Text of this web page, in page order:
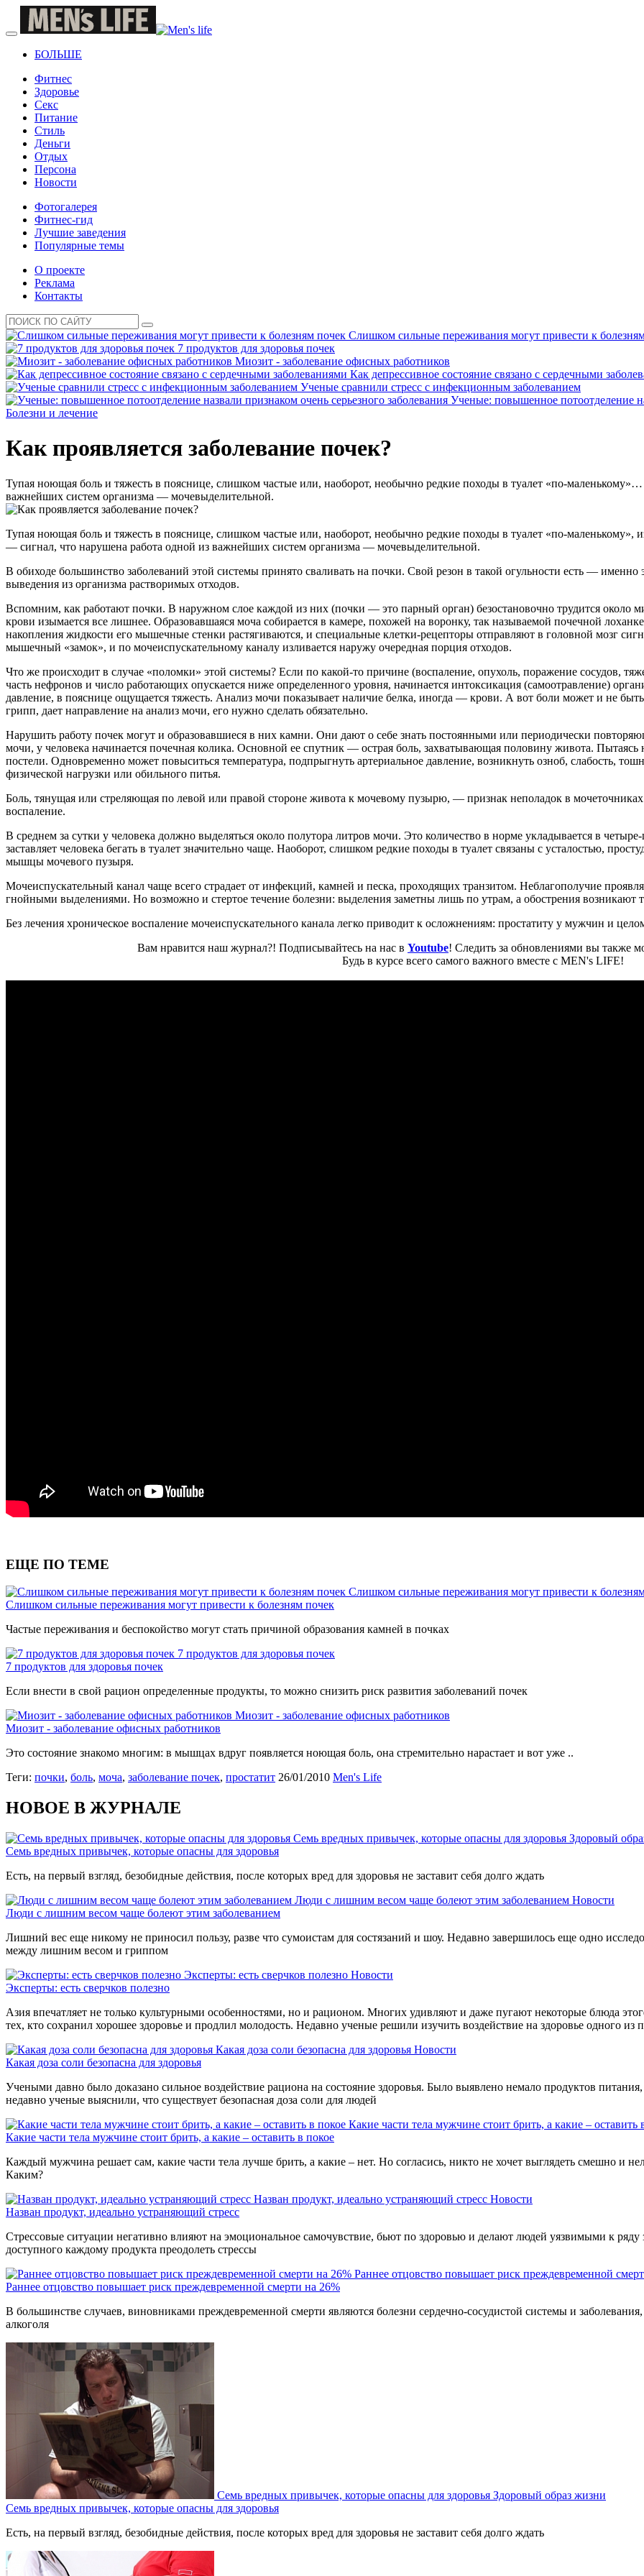
БОЛЬШЕ
Фитнес
Здоровье
Секс
Питание
Стиль
Деньги
Отдых
Персона
Новости
Фотогалерея
Фитнес-гид
Лучшие заведения
Популярные темы
О проекте
Реклама
Контакты
Слишком сильные переживания могут привести к
7 продуктов для здоровья почек
Миозит - заболевание офисных работников
Как депрессивное состояние связано с сердечными
Ученые сравнили стресс с инфекционным заболеванием
Ученые: повышенное потоотделение
Болезни и лечение
Как проявляется заболевание почек?
Тупая ноющая боль и тяжесть в пояснице, слишком частые или, наоборот, необычно редкие походы в туалет «по-
важнейших систем организма — мочевыделительной.
Тупая ноющая боль и тяжесть в пояснице, слишком частые или, наоборот, необычно редкие походы в туалет «по-
— сигнал, что нарушена работа одной из важнейших систем организма — мочевыделительной.
В обиходе большинство заболеваний этой системы принято сваливать на почки. Свой резон в такой огульности есть —
выведения из организма растворимых отходов.
Вспомним, как работают почки. В наружном слое каждой из них (почки — это парный орган) безостановочно трудится
крови изымается все лишнее. Образовавшаяся моча собирается в камере, похожей на воронку, так называемой почечной
накопления жидкости его мышечные стенки растягиваются, и специальные клетки-рецепторы отправляют в головной мозг
мышечный «замок», и по мочеиспускательному каналу изливается наружу очередная порция отходов.
Что же происходит в случае «поломки» этой системы? Если по какой-то причине (воспаление, опухоль, поражение сосудов,
часть нефронов и число работающих опускается ниже определенного уровня, начинается интоксикация (самоотравление)
давление, в пояснице ощущается тяжесть. Анализ мочи показывает наличие белка, иногда — крови. А вот боли может и не
грипп, дает направление на анализ мочи, его нужно сделать обязательно.
Нарушить работу почек могут и образовавшиеся в них камни. Они дают о себе знать постоянными или периодически
мочи, у человека начинается почечная колика. Основной ее спутник — острая боль, захватывающая половину живота. Пытаясь
постели. Одновременно может повыситься температура, подпрыгнуть артериальное давление, возникнуть озноб, слабость,
физической нагрузки или обильного питья.
Боль, тянущая или стреляющая по левой или правой стороне живота к мочевому пузырю, — признак неполадок в
воспаление.
В среднем за сутки у человека должно выделяться около полутора литров мочи. Это количество в норме укладывается в
заставляет человека бегать в туалет значительно чаще. Наоборот, слишком редкие походы в туалет связаны с усталостью,
мышцы мочевого пузыря.
Мочеиспускательный канал чаще всего страдает от инфекций, камней и песка, проходящих транзитом. Неблагополучие
гнойными выделениями. Но возможно и стертое течение болезни: выделения заметны лишь по утрам, а обострения возникают
Без лечения хроническое воспаление мочеиспускательного канала легко приводит к осложнениям: простатиту у мужчин и
Вам нравится наш журнал?! Подписывайтесь на нас в Youtube! Следить за обновлениями вы также
Будь в курсе всего самого важного вместе с MEN's LIFE!
ЕЩЕ ПО ТЕМЕ
Слишком сильные переживания могут привести к
Слишком сильные переживания могут привести к болезням почек
Частые переживания и беспокойство могут стать причиной образования камней в почках
7 продуктов для здоровья почек
7 продуктов для здоровья почек
Если внести в свой рацион определенные продукты, то можно снизить риск развития заболеваний почек
Миозит - заболевание офисных работников
Миозит - заболевание офисных работников
Это состояние знакомо многим: в мышцах вдруг появляется ноющая боль, она стремительно нарастает и вот уже ..
Теги: почки, боль, моча, заболевание почек, простатит 26/01/2010 Men's Life
НОВОЕ В ЖУРНАЛЕ
Семь вредных привычек, которые опасны для здоровья Здоровый
Семь вредных привычек, которые опасны для здоровья
Есть, на первый взгляд, безобидные действия, после которых вред для здоровья не заставит себя долго ждать
Люди с лишним весом чаще болеют этим заболеванием Новости
Люди с лишним весом чаще болеют этим заболеванием
Лишний вес еще никому не приносил пользу, разве что сумоистам для состязаний и шоу. Недавно завершилось еще одно
между лишним весом и гриппом
Эксперты: есть сверчков полезно Новости
Эксперты: есть сверчков полезно
Азия впечатляет не только культурными особенностями, но и рационом. Многих удивляют и даже пугают некоторые блюда
тех, кто сохранил хорошее здоровье и продлил молодость. Недавно ученые решили изучить воздействие на здоровье одного из
Какая доза соли безопасна для здоровья Новости
Какая доза соли безопасна для здоровья
Учеными давно было доказано сильное воздействие рациона на состояние здоровья. Было выявлено немало продуктов
недавно ученые выяснили, что существует безопасная доза соли для людей
Какие части тела мужчине стоит брить, а какие – оставить
Какие части тела мужчине стоит брить, а какие – оставить в покое
Каждый мужчина решает сам, какие части тела лучше брить, а какие – нет. Но согласись, никто не хочет выглядеть смешно и
Каким?
Назван продукт, идеально устраняющий стресс Новости
Назван продукт, идеально устраняющий стресс
Стрессовые ситуации негативно влияют на эмоциональное самочувствие, бьют по здоровью и делают людей уязвимыми к
доступного каждому продукта преодолеть стрессы
Раннее отцовство повышает риск преждевременной
Раннее отцовство повышает риск преждевременной смерти на 26%
В большинстве случаев, виновниками преждевременной смерти являются болезни сердечно-сосудистой системы и
алкоголя
Семь вредных привычек, которые опасны для здоровья Здоровый образ жизни
Семь вредных привычек, которые опасны для здоровья
Есть, на первый взгляд, безобидные действия, после которых вред для здоровья не заставит себя долго ждать